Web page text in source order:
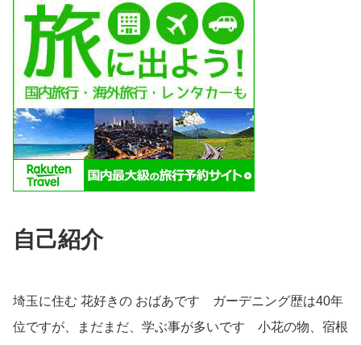
自己紹介
埼玉に住む 花好きの おばあです ガーデニング歴は40年
位ですが、まだまだ、学ぶ事が多いです 小花の物、宿根